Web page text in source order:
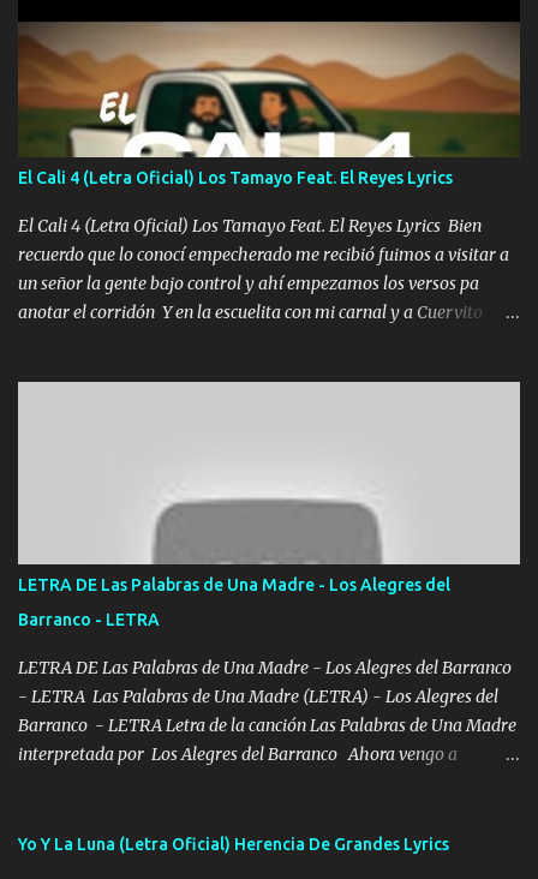
coronamos Se jala los marciales Y sus guitarras ya van sonando
Un gallardo me prendo Para agarrar el vuelo y la mente y
tranquilizando Tomense un buen trago Y así es como empezamos
los versos que voy cantando (Music) A vido alta y bajas La carreta
se atora Pero nunca le aflojamos Ya me han pasado cosas Y
aunque ustedes no sepan Pero la vida es muy corta Hay que
echarle chingazos Y seguir trabajando porque nada es...
El Cali 4 (Letra Oficial) Los Tamayo Feat. El Reyes Lyrics
El Cali 4 (Letra Oficial) Los Tamayo Feat. El Reyes Lyrics Bien
recuerdo que lo conocí empecherado me recibió fuimos a visitar a
un señor la gente bajo control y ahí empezamos los versos pa
anotar el corridón Y en la escuelita con mi carnal y a Cuervito
verde se le extraña pa que sepan Aquí Pura GENTE DE LA RANA 🐸
POR CLAVE ES EL CALI 4 EN LA CIUDAD TIJUANA Música Al
tirante andamos mi carnal atento a cualquier necesidad no porque
se ve limpio el camino nos confiamos al andar y nunca con la
misma piedra me vuelvo a tropezar Cuando ando de enamorado
en corto me tiró a per...
LETRA DE Las Palabras de Una Madre - Los Alegres del
Barranco - LETRA
LETRA DE Las Palabras de Una Madre - Los Alegres del Barranco
- LETRA Las Palabras de Una Madre (LETRA) - Los Alegres del
Barranco - LETRA Letra de la canción Las Palabras de Una Madre
interpretada por Los Alegres del Barranco Ahora vengo a
viento a su hijo y aunque ahora ya este con Dios el destino así lo
Yo Y La Luna (Letra Oficial) Herencia De Grandes Lyrics